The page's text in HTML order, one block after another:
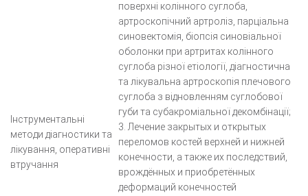
Інструментальні
методи діагностики та
лікування, оперативні
втручання
поверхні колінного суглоба,
артроскопічний артроліз, парціальна
синовектомія, біопсія синовіальної
оболонки при артритах колінного
суглоба різної етіології, діагностична
та лікувальна артроскопія плечового
суглоба з відновленням суглобової
губи та субакроміальної декомбінації;
3. Лечение закрытых и открытых
переломов костей верхней и нижней
конечности, а также их последствий,
врождённых и приобретённых
деформаций конечностей